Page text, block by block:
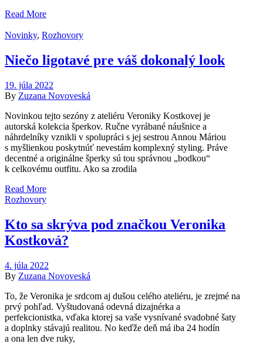
Read More
Novinky, Rozhovory
Niečo ligotavé pre váš dokonalý look
19. júla 2022
By Zuzana Novoveská
Novinkou tejto sezóny z ateliéru Veroniky Kostkovej je
autorská kolekcia šperkov. Ručne vyrábané náušnice a
náhrdelníky vznikli v spolupráci s jej sestrou Annou Máriou
s myšlienkou poskytnúť nevestám komplexný styling. Práve
decentné a originálne šperky sú tou správnou „bodkou“
k celkovému outfitu. Ako sa zrodila
Read More
Rozhovory
Kto sa skrýva pod značkou Veronika
Kostková?
4. júla 2022
By Zuzana Novoveská
To, že Veronika je srdcom aj dušou celého ateliéru, je zrejmé na
prvý pohľad. Vyštudovaná odevná dizajnérka a
perfekcionistka, vďaka ktorej sa vaše vysnívané svadobné šaty
a doplnky stávajú realitou. No keďže deň má iba 24 hodín
a ona len dve ruky,